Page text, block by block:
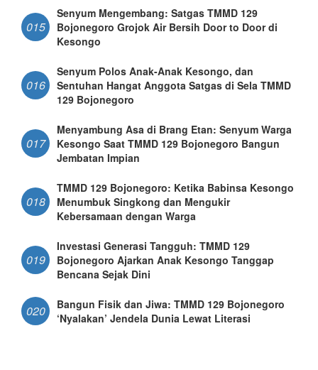
015
Senyum Mengembang: Satgas TMMD 129
Bojonegoro Grojok Air Bersih Door to Door di
Kesongo
016
Senyum Polos Anak-Anak Kesongo, dan
Sentuhan Hangat Anggota Satgas di Sela TMMD
129 Bojonegoro
017
Menyambung Asa di Brang Etan: Senyum Warga
Kesongo Saat TMMD 129 Bojonegoro Bangun
Jembatan Impian
018
TMMD 129 Bojonegoro: Ketika Babinsa Kesongo
Menumbuk Singkong dan Mengukir
Kebersamaan dengan Warga
019
Investasi Generasi Tangguh: TMMD 129
Bojonegoro Ajarkan Anak Kesongo Tanggap
Bencana Sejak Dini
020
Bangun Fisik dan Jiwa: TMMD 129 Bojonegoro
‘Nyalakan’ Jendela Dunia Lewat Literasi